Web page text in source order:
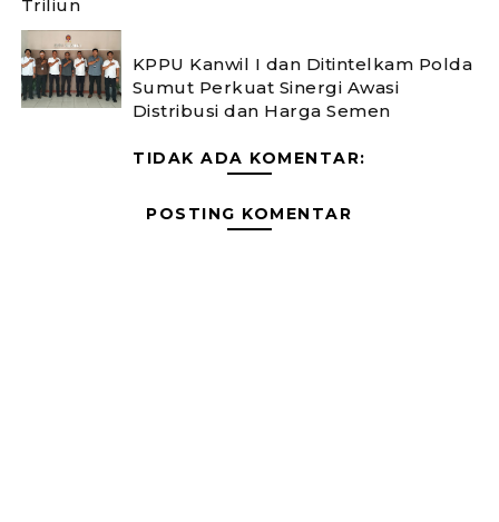
Triliun
KPPU Kanwil I dan Ditintelkam Polda
Sumut Perkuat Sinergi Awasi
Distribusi dan Harga Semen
TIDAK ADA KOMENTAR:
POSTING KOMENTAR